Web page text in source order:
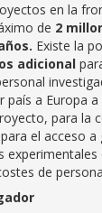
en la
de 2
Existe la
adicional
país a Europa
para la
el acceso a
de